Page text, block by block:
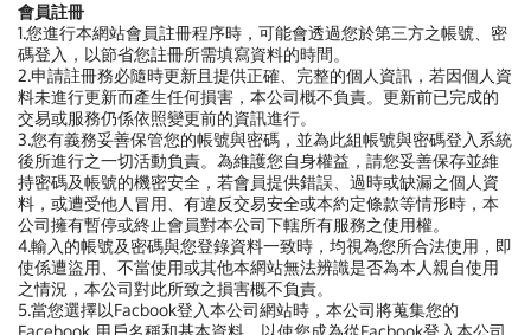
會員註冊
1.您進行本網站會員註冊程序時，可能會透過您於第三方之帳號、密
碼登入，以節省您註冊所需填寫資料的時間。
2.申請註冊務必隨時更新且提供正確、完整的個人資訊，若因個人資
料未進行更新而產生任何損害，本公司概不負責。更新前已完成的
交易或服務仍係依照變更前的資訊進行。
3.您有義務妥善保管您的帳號與密碼，並為此組帳號與密碼登入系統
後所進行之一切活動負責。為維護您自身權益，請您妥善保存並維
持密碼及帳號的機密安全，若會員提供錯誤、過時或缺漏之個人資
料，或遭受他人冒用、有違反交易安全或本約定條款等情形時，本
公司擁有暫停或終止會員對本公司下轄所有服務之使用權。
4.輸入的帳號及密碼與您登錄資料一致時，均視為您所合法使用，即
使係遭盜用、不當使用或其他本網站無法辨識是否為本人親自使用
之情況，本公司對此所致之損害概不負責。
5.當您選擇以Facbook登入本公司網站時，本公司將蒐集您的
Facebook 用戶名稱和基本資料，以使您成為從Facbook登入本公司